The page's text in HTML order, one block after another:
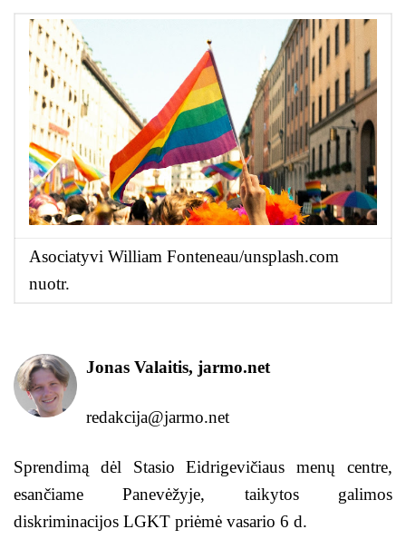
Asociatyvi William Fonteneau/unsplash.com
nuotr.
Jonas Valaitis, jarmo.net
redakcija@jarmo.net
Sprendimą dėl Stasio Eidrigevičiaus menų centre,
esančiame Panevėžyje, taikytos galimos
diskriminacijos LGKT priėmė vasario 6 d.